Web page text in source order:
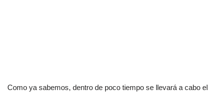
Como ya sabemos, dentro de poco tiempo se llevará a cabo el